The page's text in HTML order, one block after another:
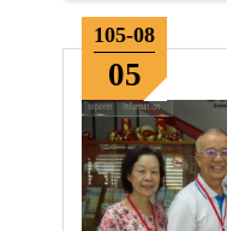
105-08
05